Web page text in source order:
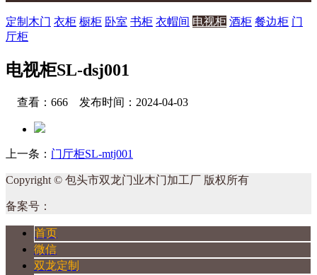
定制木门 衣柜 橱柜 卧室 书柜 衣帽间 电视柜 酒柜 餐边柜 门
厅柜
电视柜SL-dsj001
查看：666 发布时间：2024-04-03
上一条： 门厅柜SL-mtj001
Copyright © 包头市双龙门业木门加工厂 版权所有
备案号：
首页
微信
双龙定制